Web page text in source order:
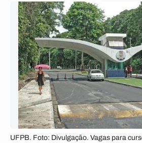
UFPB. Foto: Divulgação. Vagas para